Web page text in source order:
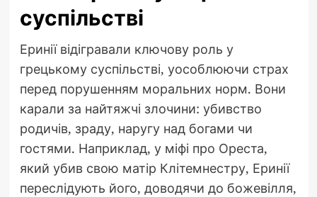
суспільстві
Еринії відігравали ключову роль у
грецькому суспільстві, уособлюючи страх
перед порушенням моральних норм. Вони
карали за найтяжчі злочини: убивство
родичів, зраду, наругу над богами чи
гостями. Наприклад, у міфі про Ореста,
який убив свою матір Клітемнестру, Еринії
переслідують його, доводячи до божевілля,